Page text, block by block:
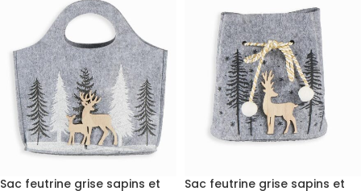
Sac feutrine grise sapins et
Sac feutrine grise sapins et